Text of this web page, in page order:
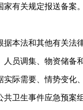
有关规定报送备
法和其他有关法
员调集、物资储
际需要、情势变化
卫生事件应急预案